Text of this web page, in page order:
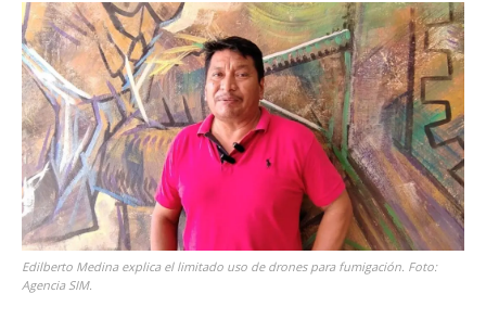
Edilberto Medina explica el limitado uso de drones para fumigación. Foto:
Agencia SIM.